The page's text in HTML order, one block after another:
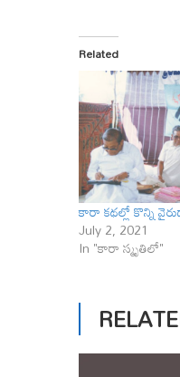
Related
కారా కథల్లో కొన్ని
July 2, 2021
In "కారా స్మృతిలో"